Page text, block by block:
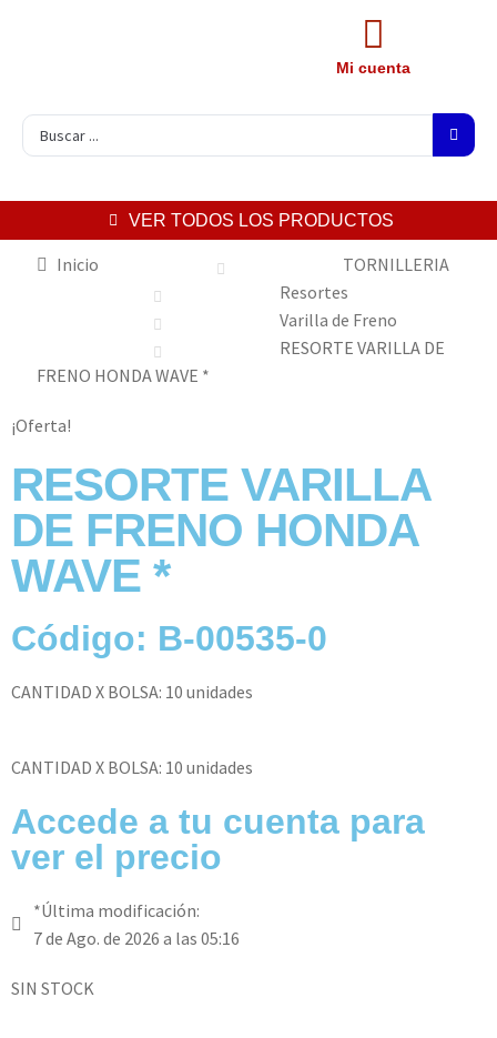
Mi cuenta
VER TODOS LOS PRODUCTOS
Inicio
TORNILLERIA
Resortes
Varilla de Freno
RESORTE VARILLA DE
FRENO HONDA WAVE *
¡Oferta!
RESORTE VARILLA
DE FRENO HONDA
WAVE *
Código: B-00535-0
CANTIDAD X BOLSA: 10 unidades
CANTIDAD X BOLSA: 10 unidades
Accede a tu cuenta para
ver el precio
*Última modificación:
7 de Ago. de 2026 a las 05:16
SIN STOCK